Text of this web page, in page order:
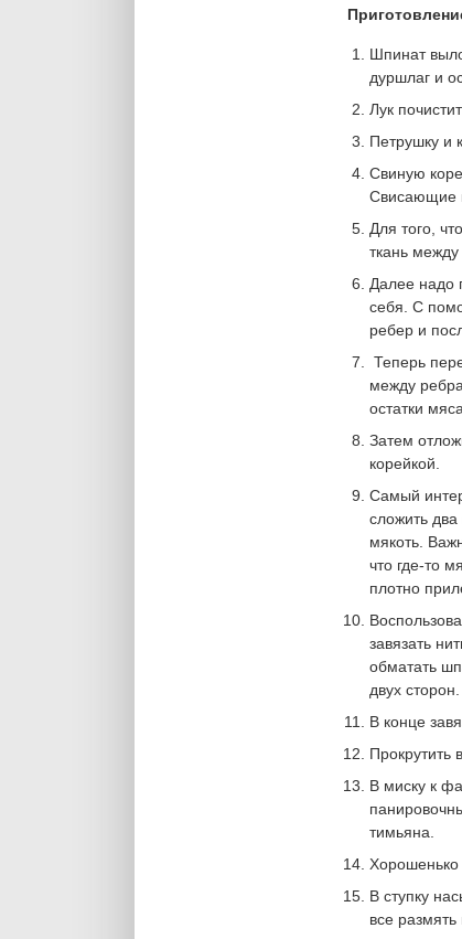
Шпинат
дуршлаг и
Лук
Петрушку и
Свиную
Свисающие
Для того,
ткань
Далее надо
себя. С
ребер и
Теперь
между
остатки
Затем
корейкой.
Самый
сложить
мякоть.
что где-то
плотно
завязать
обматать
двух сторон.
В конце
Прокрутить
В миску к
тимьяна.
В ступку
все